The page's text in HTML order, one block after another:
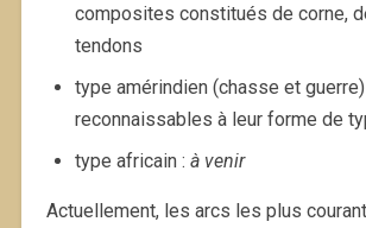
composites constitués de corne,
tendons
type amérindien (chasse et
reconnaissables à leur forme de
type africain : à venir
Actuellement, les arcs les plus